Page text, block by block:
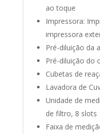
ao toque
Impressora:
impressora
Pré-diluição da
Pré-diluição do
Cubetas de
Lavadora de
Unidade de
de filtro, 8 slots
Faixa de